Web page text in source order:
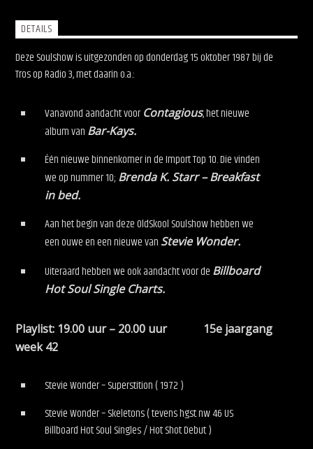
DETAILS
Deze Soulshow is uitgezonden op donderdag 15 oktober 1987 bij de
Tros op Radio 3, met daarin o.a.:
Vanavond aandacht voorContagious, het nieuwe
album van Bar-Kays.
Één nieuwe binnenkomer in de Import Top 10. Die vinden
we op nummer 10; Brenda K. Starr – Breakfast
in bed.
Aan het begin van deze OldSkool Soulshow hebben we
een ouwe en een nieuwe van Stevie Wonder.
Uiteraard hebben we ook aandacht voor de Billboard
Hot Soul Single Charts.
Playlist: 19.00 uur – 20.00 uur 15e jaargang
week 42
Stevie Wonder – Superstition ( 1972 )
Stevie Wonder – Skeletons ( tevens hgst nw 46 US
Billboard Hot Soul Singles / Hot Shot Debut )